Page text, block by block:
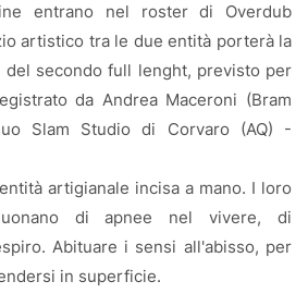
entrano nel roster di Overdub
artistico tra le due entità porterà la
del secondo full lenght, previsto per
da Andrea Maceroni (Bram
Slam Studio di Corvaro (AQ) -
artigianale incisa a mano. I loro
di apnee nel vivere, di
Abituare i sensi all'abisso, per
in superficie.